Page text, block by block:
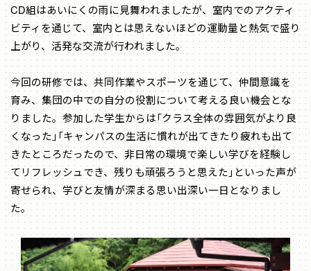
CD組はあいにくの雨に見舞われましたが、室内でのアクティ
ビティを通じて、室内とは思えないほどの運動量と熱気で盛り
上がり、活発な交流が行われました。
今回の研修では、共同作業やスポーツを通じて、仲間意識を
育み、集団の中での自分の役割について考える良い機会とな
りました。参加した学生からは「クラス全体の雰囲気がより良
くなった」「キャンパスの生活に慣れが出てきたり疲れも出て
きたところだったので、非日常の環境で楽しい学びを経験し
てリフレッシュでき、残りも頑張ろうと思えた」といった声が
寄せられ、学びと友情が深まる思い出深い一日となりまし
た。